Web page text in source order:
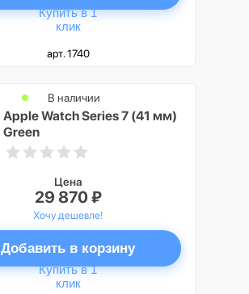
Купить в 1
клик
арт. 1740
Apple Watch Series 7 (41 мм)
Green
В наличии
Цена
29 870 ₽
Хочу дешевле!
Добавить в корзину
Купить в 1
клик